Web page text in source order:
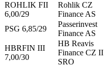
ROHLIK FII
6,00/29
Rohlik CZ
Finance AS
PSG 6,85/29
Passerinvest
Finance AS
HBRFIN III
7,00/30
HB Reavis
Finance CZ II
SRO